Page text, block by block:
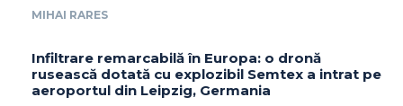
MIHAI RARES
Infiltrare remarcabilă în Europa: o dronă
rusească dotată cu explozibil Semtex a intrat pe
aeroportul din Leipzig, Germania